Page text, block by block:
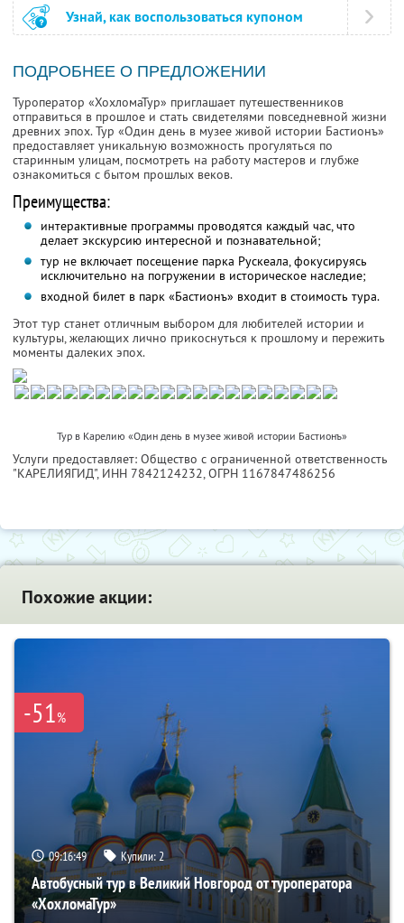
Узнай, как воспользоваться купоном
ПОДРОБНЕЕ О ПРЕДЛОЖЕНИИ
Туроператор «ХохломаТур» приглашает путешественников
отправиться в прошлое и стать свидетелями повседневной жизни
древних эпох. Тур «Один день в музее живой истории Бастионъ»
предоставляет уникальную возможность прогуляться по
старинным улицам, посмотреть на работу мастеров и глубже
ознакомиться с бытом прошлых веков.
Преимущества:
интерактивные программы проводятся каждый час, что
делает экскурсию интересной и познавательной;
тур не включает посещение парка Рускеала, фокусируясь
исключительно на погружении в историческое наследие;
входной билет в парк «Бастионъ» входит в стоимость тура.
Этот тур станет отличным выбором для любителей истории и
культуры, желающих лично прикоснуться к прошлому и пережить
моменты далеких эпох.
Тур в Карелию «Один день в музее живой истории Бастионъ»
Услуги предоставляет: Общество с ограниченной ответственность
"КАРЕЛИЯГИД", ИНН 7842124232, ОГРН 1167847486256
Похожие акции:
-51%
09:16:47 Купили:2
Автобусный тур в Великий Новгород от туроператора
«ХохломаТур»